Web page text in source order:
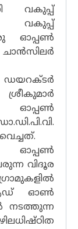
വകുപ്പ്
വകുപ്പ്
ഓപ്പൺ
ഓപ്പൺ
വിദൂര
ആഡ് ഓൺ